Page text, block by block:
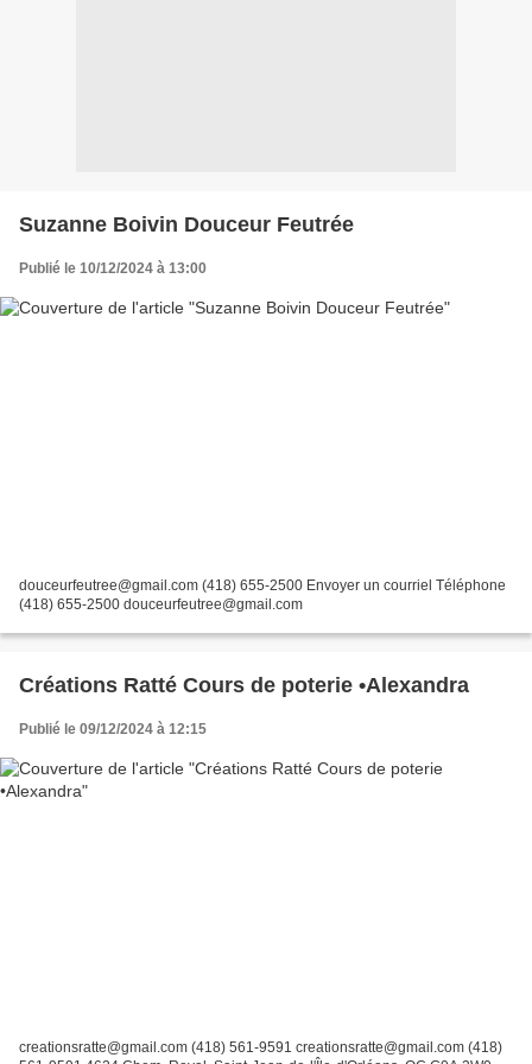
Suzanne Boivin Douceur Feutrée
Publié le 10/12/2024 à 13:00
douceurfeutree@gmail.com (418) 655-2500 Envoyer un courriel Téléphone
(418) 655-2500 douceurfeutree@gmail.com
Créations Ratté Cours de poterie •Alexandra
Publié le 09/12/2024 à 12:15
creationsratte@gmail.com (418) 561-9591 creationsratte@gmail.com (418)